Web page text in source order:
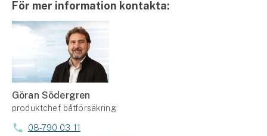
För mer information kontakta:
Göran Södergren
produktchef båtförsäkring
08-790 03 11